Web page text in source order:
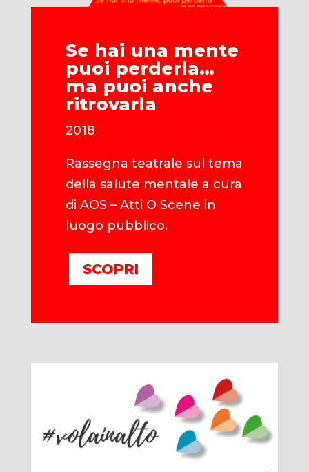
Se hai una mente
puoi perderla…
ma puoi anche
ritrovarla
2018
Rassegna teatrale sul tema
della salute mentale a cura
di AOS – Atti O Scene in
luogo pubblico.
SCOPRI